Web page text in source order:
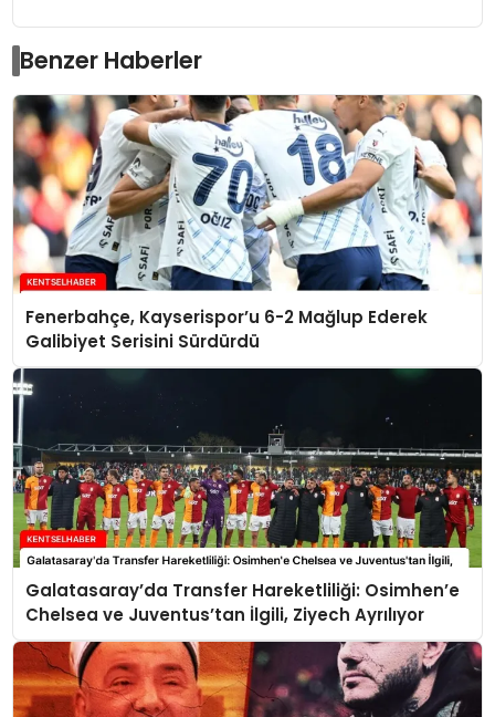
Benzer Haberler
Fenerbahçe, Kayserispor’u 6-2 Mağlup Ederek
Galibiyet Serisini Sürdürdü
Galatasaray’da Transfer Hareketliliği: Osimhen’e
Chelsea ve Juventus’tan İlgili, Ziyech Ayrılıyor